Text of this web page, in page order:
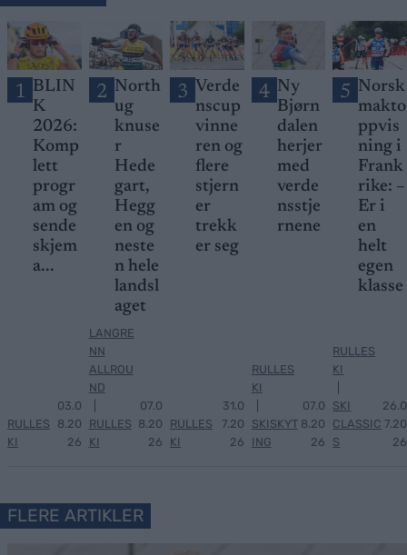
1 BLIN
K
2026:
Komp
lett
progr
am og
sende
skjem
a...
RULLES
KI
03.0
8.20
26
2 North
ug
knuse
r
Hede
gart,
Hegg
en og
neste
n hele
landsl
aget
LANGRE
NN
ALLROU
ND
RULLES
KI
07.0
8.20
26
3 Verde
nscup
vinne
ren og
flere
stjern
er
trekk
er seg
RULLES
KI
31.0
7.20
26
4 Ny
Bjørn
dalen
herjer
med
verde
nsstje
rnene
RULLES
KI
SKISKYT
ING
07.0
8.20
26
5 Norsk
makto
ppvis
ning i
Frank
rike: –
Er i
en
helt
egen
klasse
RULLES
KI
SKI
CLASSIC
S
26.0
7.20
26
FLERE ARTIKLER